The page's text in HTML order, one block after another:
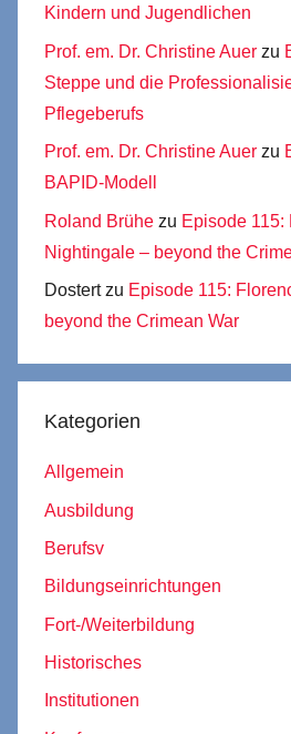
Kindern und Jugendlichen
Prof. em. Dr. Christine Auer zu
Steppe und die
Pflegeberufs
Prof. em. Dr. Christine Auer zu
BAPID-Modell
Roland Brühe zu Episode 115:
Nightingale – beyond the
Dostertzu Episode 115:
beyond the Crimean War
Kategorien
Allgemein
Ausbildung
Berufsv
Bildungseinrichtungen
Fort-/Weiterbildung
Historisches
Institutionen